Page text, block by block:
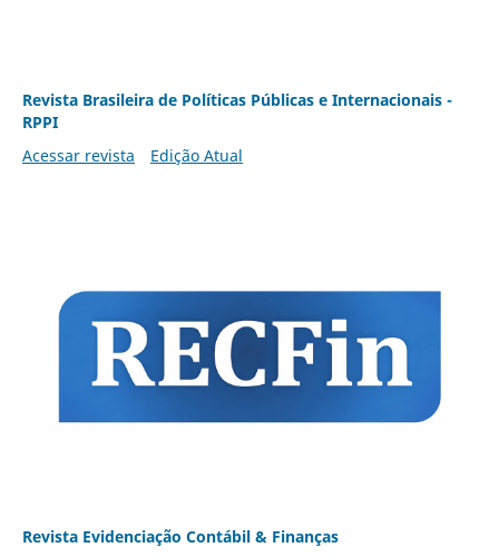
Revista Brasileira de Políticas Públicas e Internacionais -
RPPI
Acessar revista
Edição Atual
Revista Evidenciação Contábil & Finanças